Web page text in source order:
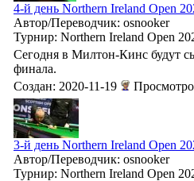
4-й день Northern Ireland Open
Автор/Переводчик: osnooker
Турнир: Northern Ireland Open
Сегодня в Милтон-Кинс будут
финала.
Создан: 2020-11-19
3-й день Northern Ireland Open
Автор/Переводчик: osnooker
Турнир: Northern Ireland Open